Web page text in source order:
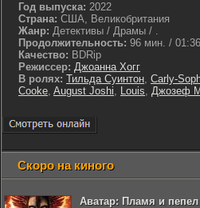
Год выпуска: 2022
Страна: США, Великобритания
Жанр: Детективы / Драмы / .
Продолжительность: 96 мин. / 01:36
Качество: BDRip
Режиссер: Джоанна Хогг
В ролях: Тильда Суинтон, Carly-
Cooke, August Joshi, Louis, Джозеф
Скоро на киного
Аватар: Пламя и пепел